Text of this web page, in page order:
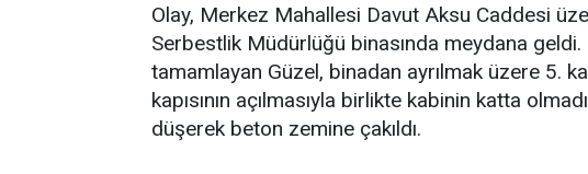
Olay, Merkez Mahallesi Davut Aksu Caddesi
Serbestlik Müdürlüğü binasında meydana
tamamlayan Güzel, binadan ayrılmak üzere 5.
kapısının açılmasıyla birlikte kabinin katta
düşerek beton zemine çakıldı.